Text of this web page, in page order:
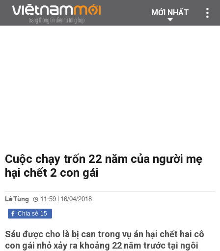
MỚI NHẤT
Cuộc chạy trốn 22 năm của người mẹ
hại chết 2 con gái
Lê Tùng 11:59 | 16/04/2018
15
Chia sẻ
Sáu được cho là bị can trong vụ án hại chết hai cô
con gái nhỏ xảy ra khoảng 22 năm trước tại ngôi